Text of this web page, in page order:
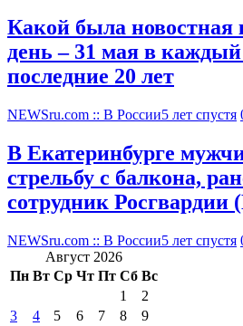
Какой была новостная
день – 31 мая в каждый
последние 20 лет
NEWSru.com :: В России5 лет спустя
В Екатеринбурге
стрельбу с балкона,
сотрудник
NEWSru.com :: В России5 лет спустя
Август 2026
Пн Вт Ср Чт Пт Сб Вс
1
2
3
4 5 6 7 8
9